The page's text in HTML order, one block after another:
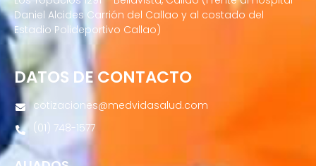
Daniel Alcides Carrión del Callao y al costado del
Estadio Polideportivo Callao)
DATOS DE CONTACTO
cotizaciones@medvidasalud.com
(01) 748-1577